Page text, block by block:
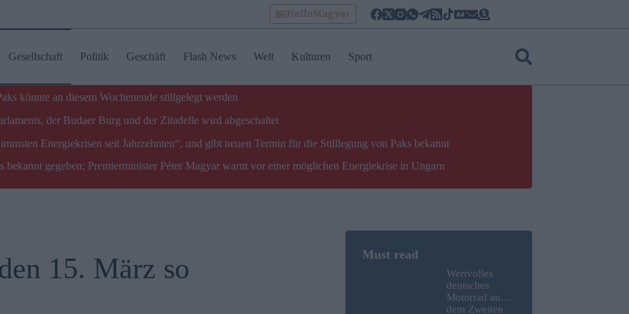
HelloMagyar
Gesellschaft Politik Geschäft Flash News Welt Kulturen Sport
könnte an diesem Wochenende stillgelegt werden
der Budaer Burg und der Zitadelle wird abgeschaltet
Energiekrisen seit Jahrzehnten“, und gibt neuen Termin für die Stilllegung von Paks bekannt
gegeben; Premierminister Péter Magyar warnt vor einer möglichen Energiekrise in Ungarn
15. März so
Wertvolles
deutsches
Motorrad aus
dem Zweiten